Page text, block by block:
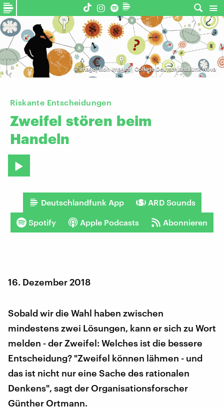
©imago/Ikon Images | Collage Deutschlandfunk Nova
Riskante Entscheidungen
Zweifel stören beim
Handeln
Deutschlandfunk App ARD Sounds
Spotify Apple Podcasts Abonnieren
16. Dezember 2018
Sobald wir die Wahl haben zwischen
mindestens zwei Lösungen, kann er sich zu Wort
melden - der Zweifel: Welches ist die bessere
Entscheidung? "Zweifel können lähmen - und
das ist nicht nur eine Sache des rationalen
Denkens", sagt der Organisationsforscher
Günther Ortmann.